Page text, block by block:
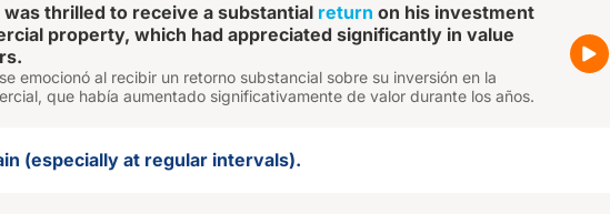
thrilled to receive a substantial return on his investment
property, which had appreciated significantly in value
emocionó al recibir un retorno substancial sobre su inversión en la
que había aumentado significativamente de valor durante los años.
(especially at regular intervals).